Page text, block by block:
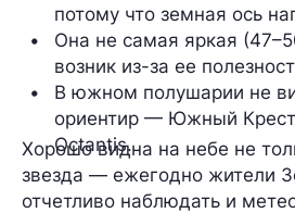
потому что земная ось
Она не самая яркая
возник из-за ее
В южном полушарии не
ориентир — Южный Крест
Octantis.
Хорошо видна на небе не
звезда — ежегодно жители
отчетливо наблюдать и